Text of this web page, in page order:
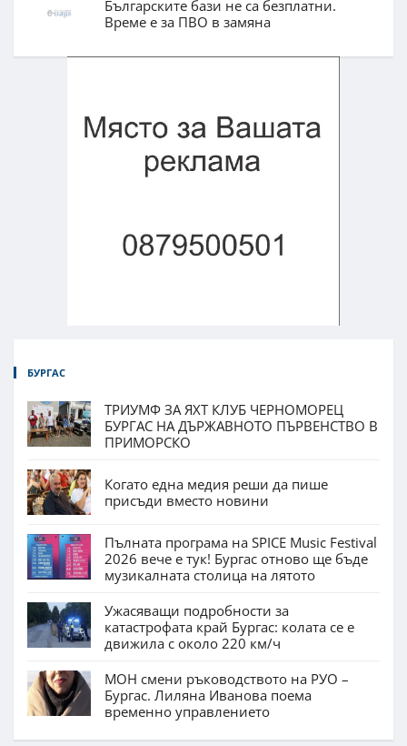
Българските бази не са безплатни.
Време е за ПВО в замяна
БУРГАС
ТРИУМФ ЗА ЯХТ КЛУБ ЧЕРНОМОРЕЦ
БУРГАС НА ДЪРЖАВНОТО ПЪРВЕНСТВО В
ПРИМОРСКО
Когато една медия реши да пише
присъди вместо новини
Пълната програма на SPICE Music Festival
2026 вече е тук! Бургас отново ще бъде
музикалната столица на лятото
Ужасяващи подробности за
катастрофата край Бургас: колата се е
движила с около 220 км/ч
МОН смени ръководството на РУО –
Бургас. Лиляна Иванова поема
временно управлението